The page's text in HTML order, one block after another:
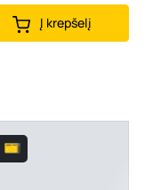
Į krepšelį